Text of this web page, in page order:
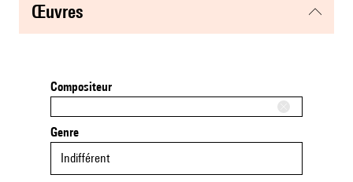
œuvres
Compositeur
Genre
Indifférent